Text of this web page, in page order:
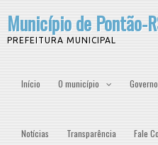
Município de Pontão-
PREFEITURA MUNICIPAL
Início O município
Notícias Transparência Fale